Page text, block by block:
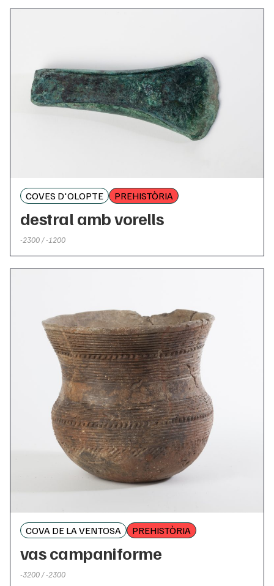
COVES D'OLOPTE PREHISTÒRIA
destral amb vorells
-2300 / -1200
COVA DE LA VENTOSA PREHISTÒRIA
vas campaniforme
-3200 / -2300